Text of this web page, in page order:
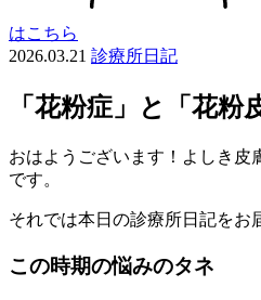
はこちら
2026.03.21 診療所日記
「花粉症」と「花粉
おはようございます！よしき皮
です。
それでは本日の診療所日記をお
この時期の悩みのタネ